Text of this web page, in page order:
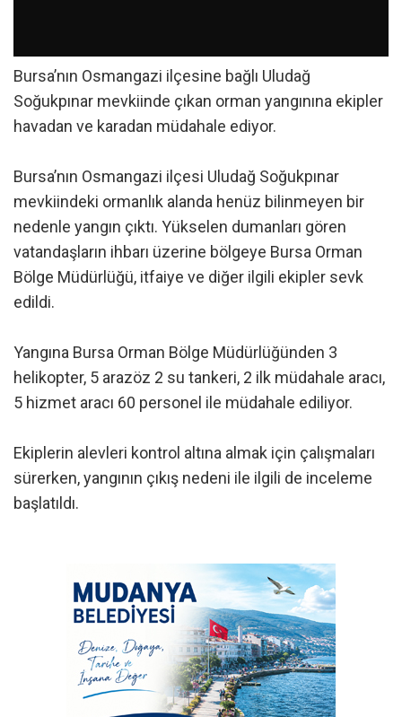
Bursa’nın Osmangazi ilçesine bağlı Uludağ
Soğukpınar mevkiinde çıkan orman yangınına ekipler
havadan ve karadan müdahale ediyor.
Bursa’nın Osmangazi ilçesi Uludağ Soğukpınar
mevkiindeki ormanlık alanda henüz bilinmeyen bir
nedenle yangın çıktı. Yükselen dumanları gören
vatandaşların ihbarı üzerine bölgeye Bursa Orman
Bölge Müdürlüğü, itfaiye ve diğer ilgili ekipler sevk
edildi.
Yangına Bursa Orman Bölge Müdürlüğünden 3
helikopter, 5 arazöz 2 su tankeri, 2 ilk müdahale aracı,
5 hizmet aracı 60 personel ile müdahale ediliyor.
Ekiplerin alevleri kontrol altına almak için çalışmaları
sürerken, yangının çıkış nedeni ile ilgili de inceleme
başlatıldı.